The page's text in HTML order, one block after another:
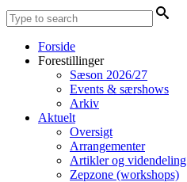
Forside
Forestillinger
Sæson 2026/27
Events & særshows
Arkiv
Aktuelt
Oversigt
Arrangementer
Artikler og videndeling
Zepzone (workshops)